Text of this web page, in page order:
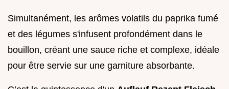
Simultanément, les arômes volatils du paprika fumé
et des légumes s'infusent profondément dans le
bouillon, créant une sauce riche et complexe, idéale
pour être servie sur une garniture absorbante.